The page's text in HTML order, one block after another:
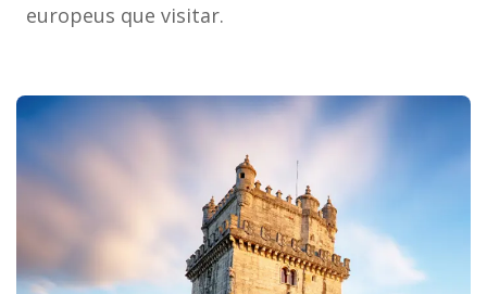
europeus que visitar.